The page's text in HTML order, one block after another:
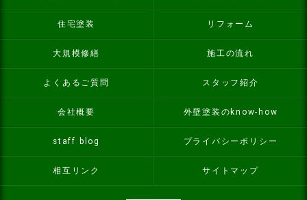
住宅塗装 リフォーム
大規模修繕 施工の流れ
よくあるご質問 スタッフ紹介
会社概要 外壁塗装のknow-how
staff blog プライバシーポリシー
相互リンク サイトマップ